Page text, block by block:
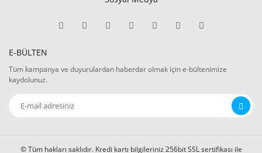
E-BÜLTEN
Tüm kampanya ve duyurulardan haberdar olmak için e-bültenimize
kaydolunuz.
© Tüm hakları saklıdır. Kredi kartı bilgileriniz 256bit SSL sertifikası ile